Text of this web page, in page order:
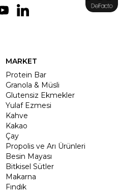
MARKET
Protein Bar
Granola & Müsli
Glutensiz Ekmekler
Yulaf Ezmesi
Kahve
Kakao
Çay
Propolis ve Arı Ürünleri
Besin Mayası
Bitkisel Sütler
Makarna
Fındık